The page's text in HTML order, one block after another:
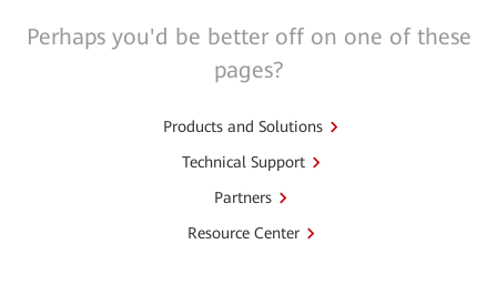
Perhaps you'd be better off on one of these
pages?
Products and Solutions
Technical Support
Partners
Resource Center